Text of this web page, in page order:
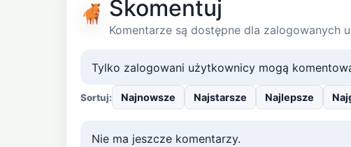
Skomentuj
Komentarze są dostępne dla zalogowanych
Tylko zalogowani użytkownicy mogą
Sortuj: Najnowsze Najstarsze Najlepsze
Nie ma jeszcze komentarzy.